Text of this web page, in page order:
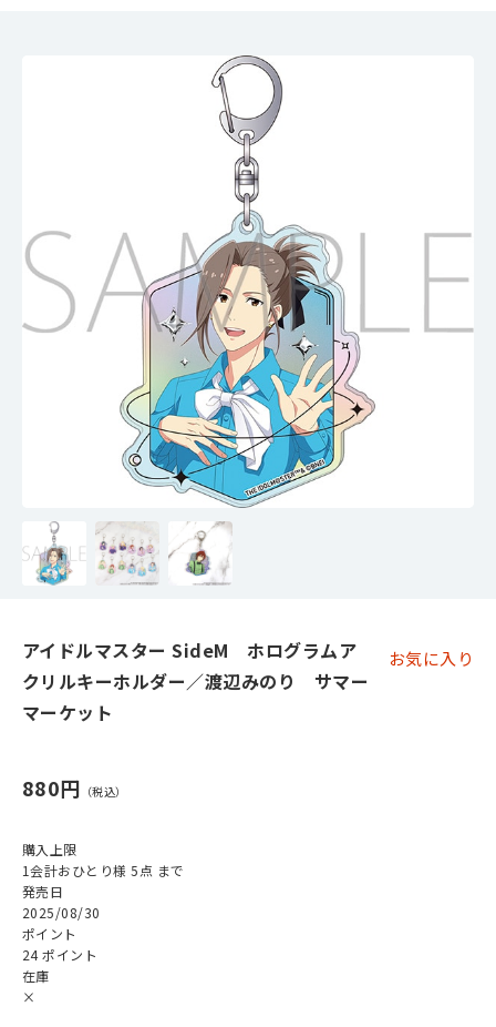
アイドルマスター SideM ホログラムア
クリルキーホルダー／渡辺みのり サマー
マーケット
お気に入り
880円
購入上限
1会計おひとり様 5点 まで
発売日
2025/08/30
ポイント
24 ポイント
在庫
×